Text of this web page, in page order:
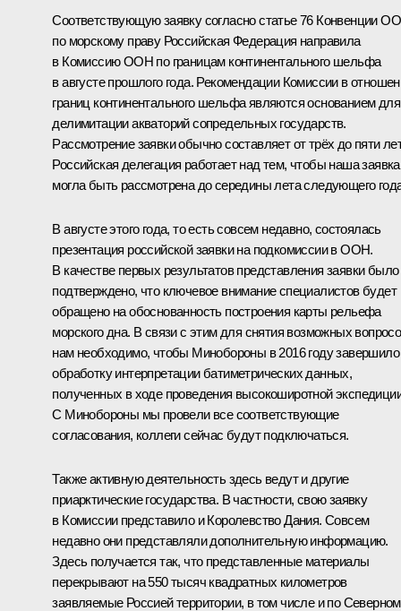
Соответствующую заявку согласно статье 76 Конвенции
по морскому праву Российская Федерация направила
в Комиссию ООН по границам континентального шельфа
в августе прошлого года. Рекомендации Комиссии в
границ континентального шельфа являются основанием для
делимитации акваторий сопредельных государств.
Рассмотрение заявки обычно составляет от трёх до пяти
Российская делегация работает над тем, чтобы наша заявка
могла быть рассмотрена до середины лета следующего
В августе этого года, то есть совсем недавно, состоялась
презентация российской заявки на подкомиссии в ООН.
В качестве первых результатов представления заявки было
подтверждено, что ключевое внимание специалистов будет
обращено на обоснованность построения карты рельефа
морского дна. В связи с этим для снятия возможных
нам необходимо, чтобы Минобороны в 2016 году завершило
обработку интерпретации батиметрических данных,
полученных в ходе проведения высокоширотной
С Минобороны мы провели все соответствующие
согласования, коллеги сейчас будут подключаться.
Также активную деятельность здесь ведут и другие
приарктические государства. В частности, свою заявку
в Комиссии представило и Королевство Дания. Совсем
недавно они представляли дополнительную информацию.
Здесь получается так, что представленные материалы
перекрывают на 550 тысяч квадратных километров
заявляемые Россией территории, в том числе и по